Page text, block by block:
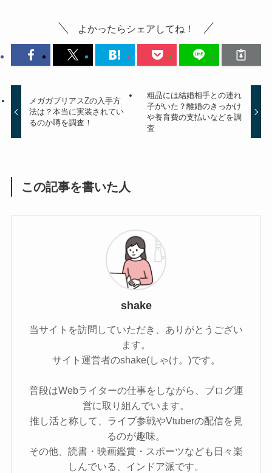
よかったらシェアしてね！
メガガブリアスZの入手方
法は？本当に実装されてい
るのか噂を調査！
粗品には結婚相手との連れ
子がいた？離婚のきっかけ
や養育費の支払いなどを調
査
この記事を書いた人
shake
当サイトを訪問していただき、ありがとうござい
ます。
サイト運営者のshake(しゃけ。)です。
普段はWebライターの仕事をしながら、ブログ運
営に取り組んでいます。
推し活と称して、ライブ参戦やVtuberの配信を見
るのが趣味。
その他、読書・映画鑑賞・スポーツなども日々楽
しんでいる、インドア派です。